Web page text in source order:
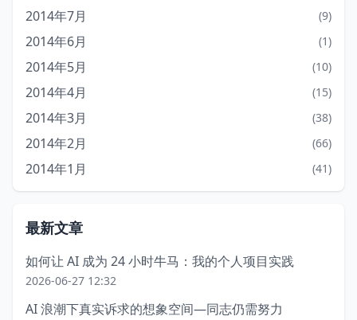
2014年7月 (9)
2014年6月 (1)
2014年5月 (10)
2014年4月 (15)
2014年3月 (38)
2014年2月 (66)
2014年1月 (41)
最新文章
如何让 AI 成为 24 小时牛马：我的个人项目实践
2026-06-27 12:32
AI 浪潮下真实诉求的想象空间—同志仍需努力